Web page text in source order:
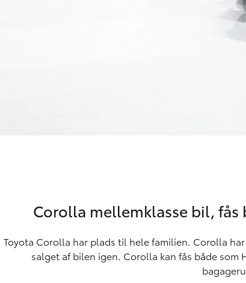
Corolla mellemklasse bil, fås
Toyota Corolla har plads til hele familien. Corolla
salget af bilen igen. Corolla kan fås både som